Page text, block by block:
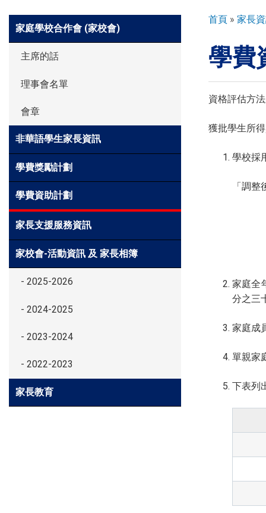
環球探索
入學申請
學生表現
家長資訊
Side
Meun
家庭學校合作會 (家校會)
主席的話
理事會名單
會章
非華語學生家長資訊
學費獎勵計劃
學費資助計劃
家長支援服務資訊
家校會-活動資訊 及 家長相簿
- 2025-2026
- 2024-2025
- 2023-2024
- 2022-2023
家長教育
導
連
結
首頁 家長
學費
資格評估方
獲批學生所
學校採
「調
家庭全
分之三
家庭成
單親家
下表列